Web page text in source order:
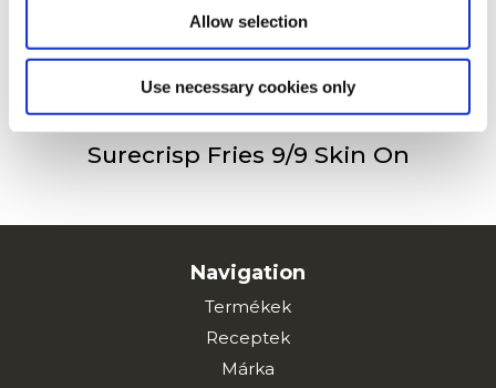
Allow selection
Use necessary cookies only
Surecrisp Fries 6/6 Skin On
Surecrisp Fries 9/9 Skin On
Navigation
Termékek
Receptek
Márka